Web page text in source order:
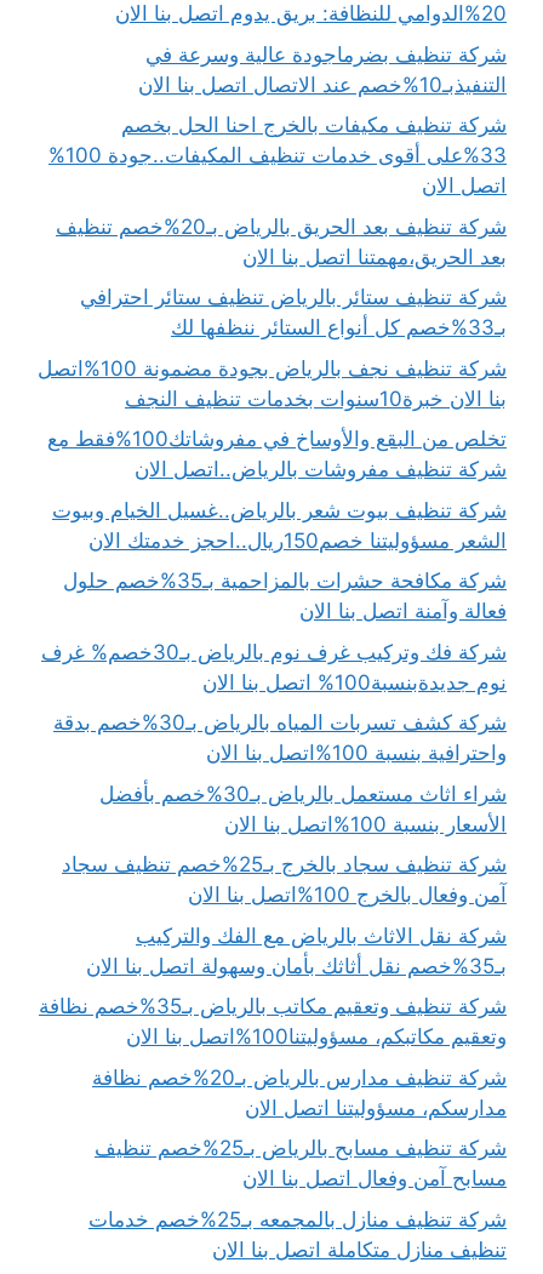
20%الدوامي للنظافة: بريق يدوم اتصل بنا الان
شركة تنظيف بضرماجودة عالية وسرعة في
التنفيذبـ10%خصم عند الاتصال اتصل بنا الان
شركة تنظيف مكيفات بالخرج احنا الحل بخصم
33%على أقوى خدمات تنظيف المكيفات..جودة 100%
اتصل الان
شركة تنظيف بعد الحريق بالرياض بـ20%خصم تنظيف
بعد الحريق،مهمتنا اتصل بنا الان
شركة تنظيف ستائر بالرياض تنظيف ستائر احترافي
بـ33%خصم كل أنواع الستائر ننظفها لك
شركة تنظيف نجف بالرياض بجودة مضمونة 100%اتصل
بنا الان خبرة10سنوات بخدمات تنظيف النجف
تخلص من البقع والأوساخ في مفروشاتك100%فقط مع
شركة تنظيف مفروشات بالرياض..اتصل الان
شركة تنظيف بيوت شعر بالرياض..غسيل الخيام وبيوت
الشعر مسؤوليتنا خصم150ريال..احجز خدمتك الان
شركة مكافحة حشرات بالمزاحمية بـ35%خصم حلول
فعالة وآمنة اتصل بنا الان
شركة فك وتركيب غرف نوم بالرياض بـ30خصم% غرف
نوم جديدةبنسبة100% اتصل بنا الان
شركة كشف تسربات المياه بالرياض بـ30%خصم بدقة
واحترافية بنسبة 100%اتصل بنا الان
شراء اثاث مستعمل بالرياض بـ30%خصم بأفضل
الأسعار بنسبة 100%اتصل بنا الان
شركة تنظيف سجاد بالخرج بـ25%خصم تنظيف سجاد
آمن وفعال بالخرج 100%اتصل بنا الان
شركة نقل الاثاث بالرياض مع الفك والتركيب
بـ35%خصم نقل أثاثك بأمان وسهولة اتصل بنا الان
شركة تنظيف وتعقيم مكاتب بالرياض بـ35%خصم نظافة
وتعقيم مكاتبكم، مسؤوليتنا100%اتصل بنا الان
شركة تنظيف مدارس بالرياض بـ20%خصم نظافة
مدارسكم، مسؤوليتنا اتصل الان
شركة تنظيف مسابح بالرياض بـ25%خصم تنظيف
مسابح آمن وفعال اتصل بنا الان
شركة تنظيف منازل بالمجمعه بـ25%خصم خدمات
تنظيف منازل متكاملة اتصل بنا الان